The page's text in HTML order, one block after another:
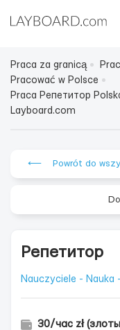
Praca za granicą
Pracować w Polsce
Praca Репетитор
Layboard.com
⟵ Powrót do
Репетитор
Nauczyciele - Nauka
30/час zł